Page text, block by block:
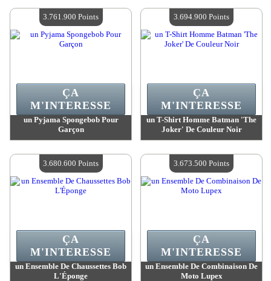
Quantité Disponible :4
Quantité Disponible :4
un Pyjama Spongebob Pour
Garçon
Quantité Disponible :4
ÇA
M'INTERESSE
3.761.900 Points
un T-Shirt Homme Batman 'The
Joker' De Couleur Noir
Quantité Disponible :4
ÇA
M'INTERESSE
3.694.900 Points
un Ensemble De Chaussettes Bob
L'Éponge
ÇA
M'INTERESSE
3.680.600 Points
un Ensemble De Combinaison De
Moto Lupex
ÇA
M'INTERESSE
3.673.500 Points